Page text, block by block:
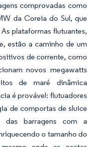
comprovadas como
da Coreia do Sul, que
plataformas flutuantes,
estão a caminho de um
de corrente, como
novos megawatts
de maré dinâmica
é provável: flutuadores
de comportas de sluice
das barragens com a
o tamanho do